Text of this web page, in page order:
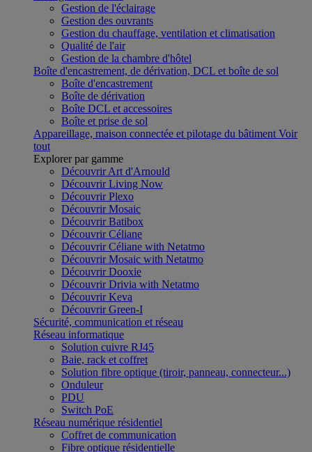
Gestion de l'éclairage
Gestion des ouvrants
Gestion du chauffage, ventilation et climatisation
Qualité de l'air
Gestion de la chambre d'hôtel
Boîte d'encastrement, de dérivation, DCL et boîte de sol
Boîte d'encastrement
Boîte de dérivation
Boîte DCL et accessoires
Boîte et prise de sol
Appareillage, maison connectée et pilotage du bâtiment Voir
tout
Explorer par gamme
Découvrir Art d'Arnould
Découvrir Living Now
Découvrir Plexo
Découvrir Mosaic
Découvrir Batibox
Découvrir Céliane
Découvrir Céliane with Netatmo
Découvrir Mosaic with Netatmo
Découvrir Dooxie
Découvrir Drivia with Netatmo
Découvrir Keva
Découvrir Green-I
Sécurité, communication et réseau
Réseau informatique
Solution cuivre RJ45
Baie, rack et coffret
Solution fibre optique (tiroir, panneau, connecteur...)
Onduleur
PDU
Switch PoE
Réseau numérique résidentiel
Coffret de communication
Fibre optique résidentielle